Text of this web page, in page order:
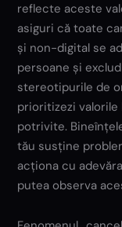
reflecte aceste
asiguri că toate
și non-digital se
persoane și
stereotipurile de
prioritizezi valorile
potrivite.
tău susține
acționa cu
putea observa